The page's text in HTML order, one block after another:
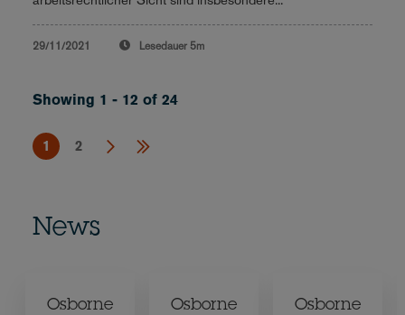
29/11/2021 Lesedauer 5m
Showing 1 - 12 of 24
1 2
News
Osborne
Osborne
Osborne